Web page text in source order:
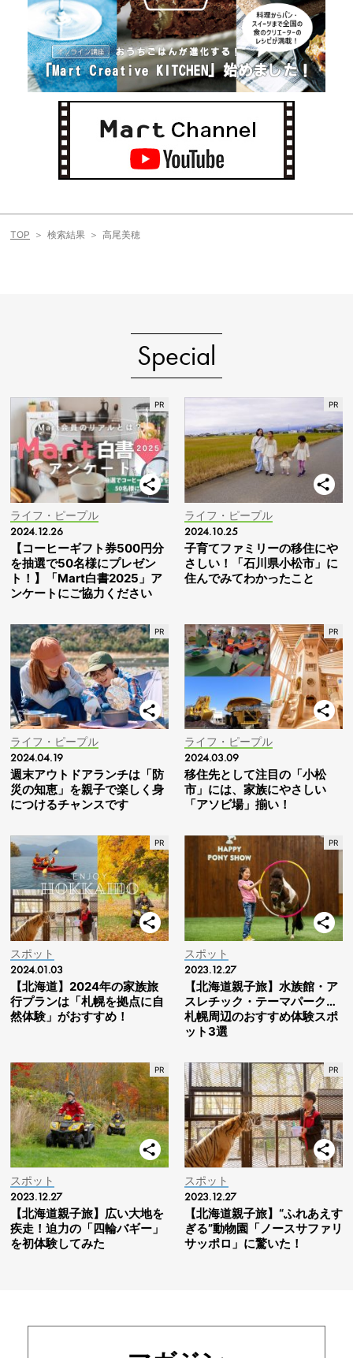
TOP 検索結果 高尾美穂
Special
ライフ・ピープル
2024.12.26
【コーヒーギフト券500円分
を抽選で50名様にプレゼン
ト！】「Mart白書2025」ア
ンケートにご協力ください
ライフ・ピープル
2024.10.25
子育てファミリーの移住にや
さしい！「石川県小松市」に
住んでみてわかったこと
ライフ・ピープル
2024.04.19
週末アウトドアランチは「防
災の知恵」を親子で楽しく身
につけるチャンスです
ライフ・ピープル
2024.03.09
移住先として注目の「小松
市」には、家族にやさしい
「アソビ場」揃い！
スポット
2024.01.03
【北海道】2024年の家族旅
行プランは「札幌を拠点に自
然体験」がおすすめ！
スポット
2023.12.27
【北海道親子旅】水族館・ア
スレチック・テーマパーク…
札幌周辺のおすすめ体験スポ
ット3選
スポット
2023.12.27
【北海道親子旅】広い大地を
疾走！迫力の「四輪バギー」
を初体験してみた
スポット
2023.12.27
【北海道親子旅】“ふれあえす
ぎる”動物園「ノースサファリ
サッポロ」に驚いた！